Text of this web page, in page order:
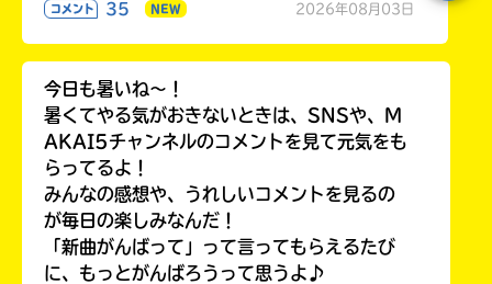
コメント 35 NEW 2026年08月03日
今日も暑いね〜！
暑くてやる気がおきないときは、SNSや、M
AKAI5チャンネルのコメントを見て元気をも
らってるよ！
みんなの感想や、うれしいコメントを見るの
が毎日の楽しみなんだ！
「新曲がんばって」って言ってもらえるたび
に、もっとがんばろうって思うよ♪